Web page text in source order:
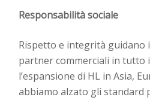
Responsabilità sociale
Rispetto e integrità guidano
partner commerciali in tutto
l’espansione di HL in Asia,
abbiamo alzato gli standard